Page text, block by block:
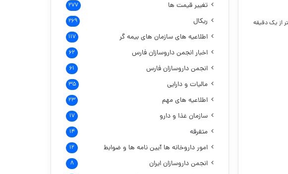
از یک دقیقه
تغییر قیمت ها ۲۷۷
ریکال ۲۶۹
اطلاعیه های سازمان های بیمه گر ۱۱۷
اخبار انجمن داروسازان فارس ۶۲
انجمن داروسازان فارس ۶۱
مالیات و دارایی ۳۵
اطلاعیه های مهم ۲۳
سازمان غذا و دارو ۱۷
متفرقه ۱۴
امور داروخانه هاآیین نامه ها و ضوابط ۱۲
انجمن داروسازان ایران ۸